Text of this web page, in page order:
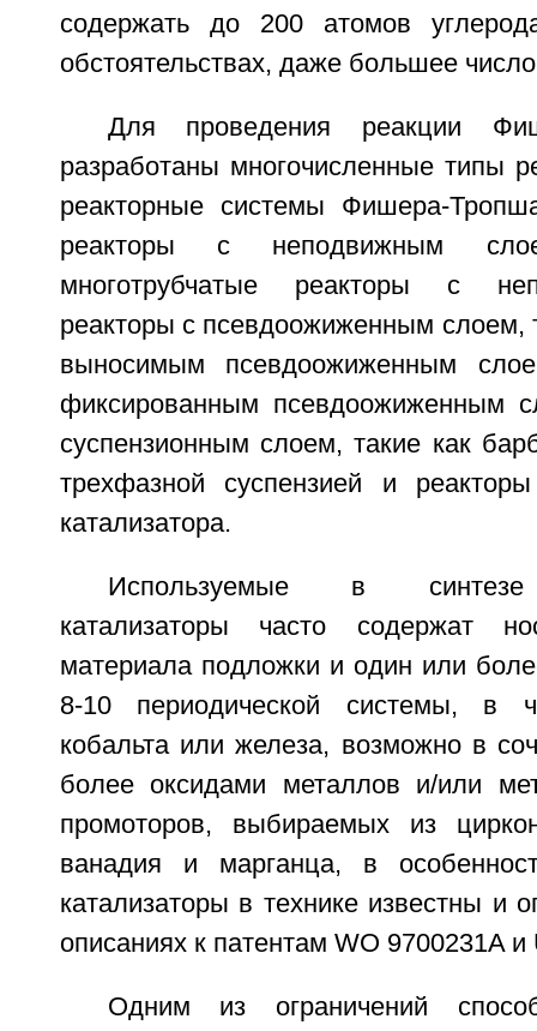
содержать до 200 атомов
обстоятельствах, даже большее
Для проведения реакции
разработаны многочисленные типы
реакторные системы Фишера-
реакторы с неподвижным
многотрубчатые реакторы с
реакторы с псевдоожиженным слоем,
выносимым псевдоожиженным
фиксированным псевдоожиженным
суспензионным слоем, такие как
трехфазной суспензией и
катализатора.
Используемые в
катализаторы часто содержат
материала подложки и один или
8-10 периодической системы, в
кобальта или железа, возможно в
более оксидами металлов и/или
промоторов, выбираемых из
ванадия и марганца, в
катализаторы в технике известны и
описаниях к патентам WO 9700231A и
Одним из ограничений